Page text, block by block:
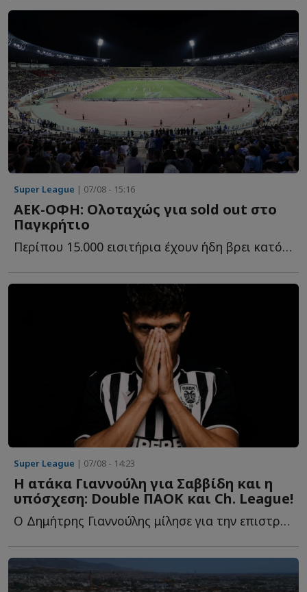
Super League | 07/08 - 15:16
ΑΕΚ-ΟΦΗ: Ολοταχώς για sold out στο
Παγκρήτιο
Περίπου 15.000 εισιτήρια έχουν ήδη βρει κατόχους για τη μ...
Super League | 07/08 - 14:23
Η ατάκα Γιαννούλη για Σαββίδη και η
υπόσχεση: Double ΠΑΟΚ και Ch. League!
Ο Δημήτρης Γιαννούλης μίλησε για την επιστροφή του σ...